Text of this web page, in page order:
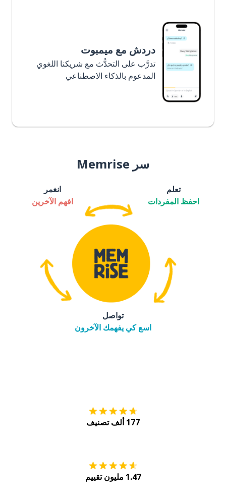
دردش مع ميمبوت
تدرَّب على التحدُّث مع شريكنا اللغوي
المدعوم بالذكاء الاصطناعي
سر Memrise
تعلم
احفظ المفردات
انغمر
افهم الآخرين
تواصل
اسع كي يفهمك الآخرون
177 ألف تصنيف
1.47 مليون تقييم